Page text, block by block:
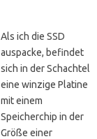
Als ich die SSD
auspacke, befindet
sich in der Schachtel
eine winzige Platine
mit einem
Speicherchip in der
Größe einer